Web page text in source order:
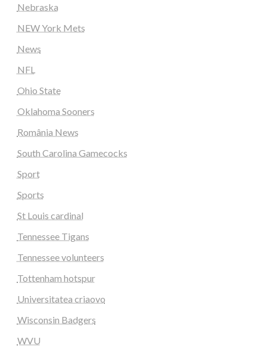
Nebraska
NEW York Mets
News
NFL
Ohio State
Oklahoma Sooners
România News
South Carolina Gamecocks
Sport
Sports
St Louis cardinal
Tennessee Tigans
Tennessee volunteers
Tottenham hotspur
Universitatea criaovo
Wisconsin Badgers
WVU